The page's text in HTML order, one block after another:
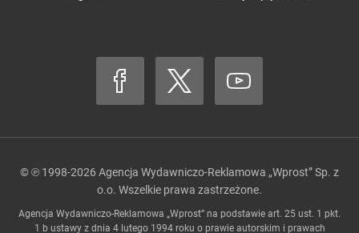
© ℗ 1998-2026 Agencja Wydawniczo-Reklamowa „Wprost” Sp. z
o.o. Wszelkie prawa zastrzeżone.
Agencja Wydawniczo-Reklamowa „Wprost” na podstawie art. 25 ust. 1 pkt.
1 b ustawy z dnia 4 lutego 1994 roku o prawie autorskim i prawach